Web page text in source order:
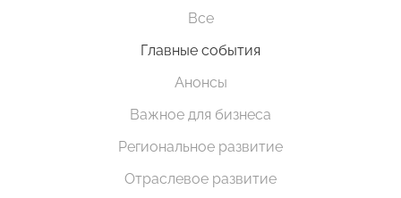
Все
Главные события
Анонсы
Важное для бизнеса
Региональное развитие
Отраслевое развитие